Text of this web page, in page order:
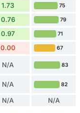
1.73 75
0.76 79
0.97 71
0.00 67
N/A 83
N/A 82
N/A N/A